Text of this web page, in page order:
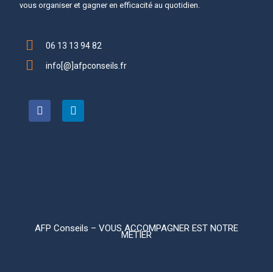
vous organiser et gagner en efficacité au quotidien.
06 13 13 94 82
info[@]afpconseils.fr
AFP Conseils – VOUS ACCOMPAGNER EST NOTRE
MÉTIER